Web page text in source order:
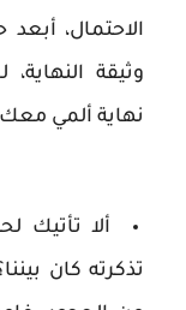
الاحتمال، أبعد
وثيقة
نهاية ألمي
ألا تأتيك
تذكرته كان